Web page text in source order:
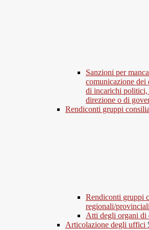
Sanzioni per
comunicazione dei
di incarichi politici,
direzione o di
Rendiconti gruppi
Rendiconti gruppi
regionali/provinciali
Atti degli organi di
Articolazione degli uffici